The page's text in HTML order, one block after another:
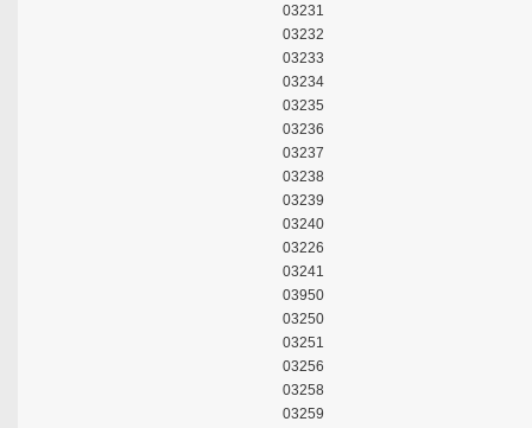
03231
03232
03233
03234
03235
03236
03237
03238
03239
03240
03226
03241
03950
03250
03251
03256
03258
03259